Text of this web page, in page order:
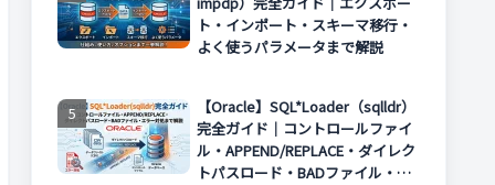
ト・インポート・スキーマ移行・
よく使うパラメータまで解説
【Oracle】SQL*Loader（sqlldr）
完全ガイド｜コントロールファイ
ル・APPEND/REPLACE・ダイレク
トパスロード・BADファイル・エ